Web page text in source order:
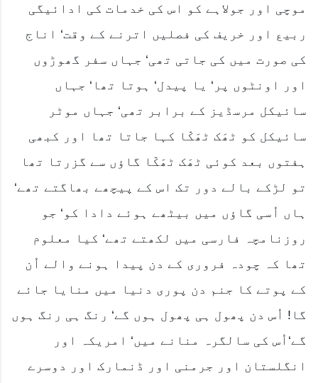
موچی اور جولاہے کو اس کی خدمات کی ادائیگی
ربیع اور خریف کی فصلیں اترنے کے وقت‘ اناج
کی صورت میں کی جاتی تھی‘ جہاں سفر گھوڑوں
اور اونٹوں پر‘ یا پیدل‘ ہوتا تھا‘ جہاں
سائیکل مرسڈیز کے برابر تھی‘ جہاں موٹر
سائیکل کو ٹھَک ٹھَکّا کہا جاتا تھا اور کبھی
ہفتوں بعد کوئی ٹھَک ٹھَکّا گاؤں سے گزرتا تھا
تو لڑکے بالے دور تک اس کے پیچھے بھاگتے تھے‘
ہاں اُسی گاؤں میں بیٹھے ہوئے دادا کو‘ جو
روزنامچہ فارسی میں لکھتے تھے‘ کیا معلوم
تھا کہ چودہ فروری کے دن پیدا ہونے والے اُن
کے پوتے کا جنم دن پوری دنیا میں منایا جائے
گا! اُس دن پھول ہی پھول ہوں گے‘ رنگ ہی رنگ ہوں
گے‘اُس کی سالگرہ منانے میں‘ امریکہ اور
انگلستان اور جرمنی اور ڈنمارک اور دوسرے